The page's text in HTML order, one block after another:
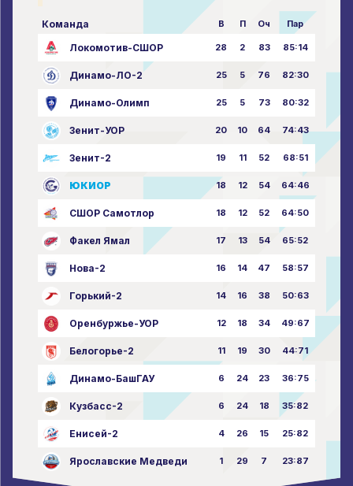
Команда В П Оч Пар
Локомотив-СШОР 28 2 83 85:14
Динамо-ЛО-2 25 5 76 82:30
Динамо-Олимп 25 5 73 80:32
Зенит-УОР 20 10 64 74:43
Зенит-2 19 11 52 68:51
ЮКИОР 18 12 54 64:46
СШОР Самотлор 18 12 52 64:50
Факел Ямал 17 13 54 65:52
Нова-2 16 14 47 58:57
Горький-2 14 16 38 50:63
Оренбуржье-УОР 12 18 34 49:67
Белогорье-2 11 19 30 44:71
Динамо-БашГАУ 6 24 23 36:75
Кузбасс-2 6 24 18 35:82
Енисей-2 4 26 15 25:82
Ярославские Медведи 1 29 7 23:87